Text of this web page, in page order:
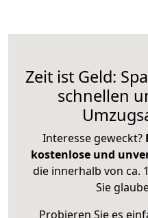
Zeit ist Geld:
schnellen
Interesse geweckt?
kostenlose und
die innerhalb von ca.
Sie
Probieren Sie es